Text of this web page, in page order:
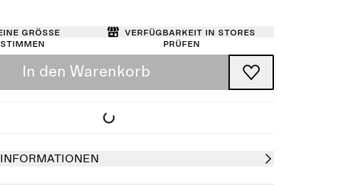
Größe
Verfügbarkeit in Stores
prüfen
In den Warenkorb